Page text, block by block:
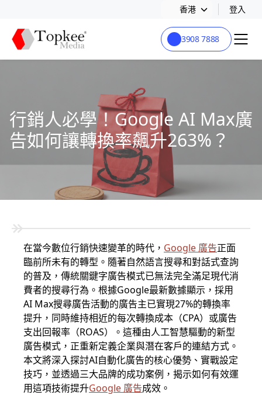
香港 登入
3908 7888
行銷人必學！Google AI Max廣
告如何讓轉換率飆升263%？
在當今數位行銷快速變革的時代， Google 廣告正面
臨前所未有的轉型。隨著自然語言搜尋和對話式查詢
的普及，傳統關鍵字廣告模式已無法完全滿足現代消
費者的搜尋行為。根據Google最新數據顯示，採用
AI Max搜尋廣告活動的廣告主已實現27%的轉換率
提升，同時維持相近的每次轉換成本（CPA）或廣告
支出回報率（ROAS）。這種由人工智慧驅動的新型
廣告模式，正重新定義企業與潛在客戶的連結方式。
本文將深入探討AI自動化廣告的核心優勢、實戰設定
技巧，並透過三大品牌的成功案例，揭示如何有效運
用這項技術提升Google 廣告成效。